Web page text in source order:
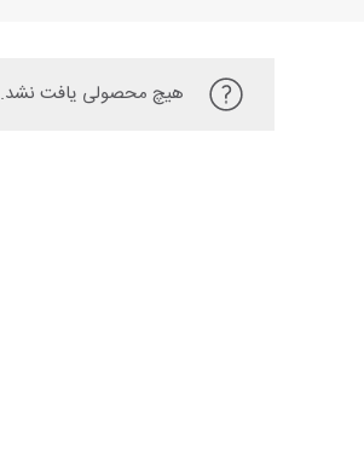
هیچ محصولی یافت نشد.